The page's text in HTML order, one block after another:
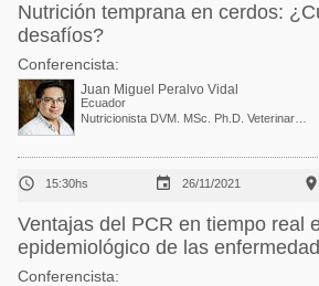
Nutrición temprana en cerdos:
desafíos?
Conferencista:
Juan Miguel Peralvo Vidal
Ecuador
 15:30hs  26/11/2021 
Ventajas del PCR en tiempo real
epidemiológico de las
Conferencista: